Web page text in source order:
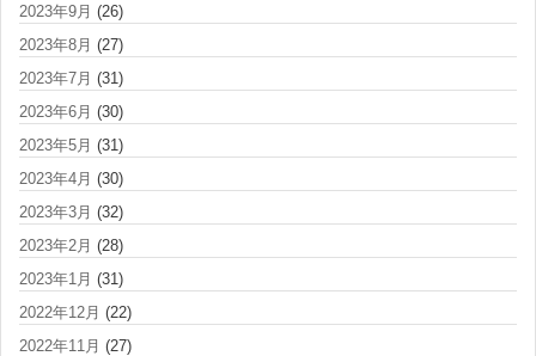
2023年9月 (26)
2023年8月 (27)
2023年7月 (31)
2023年6月 (30)
2023年5月 (31)
2023年4月 (30)
2023年3月 (32)
2023年2月 (28)
2023年1月 (31)
2022年12月 (22)
2022年11月 (27)